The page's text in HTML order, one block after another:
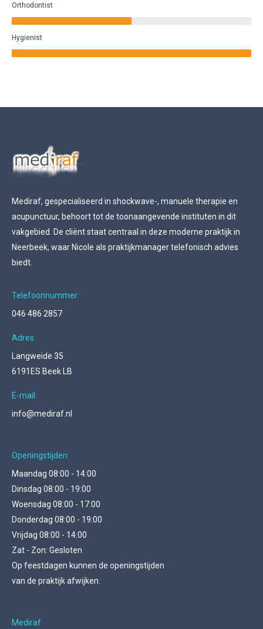
Orthodontist
Hygienist
Mediraf, gespecialiseerd in shockwave-, manuele therapie en
acupunctuur, behoort tot de toonaangevende instituten in dit
vakgebied. De cliënt staat centraal in deze moderne praktijk in
Neerbeek, waar Nicole als praktijkmanager telefonisch advies
biedt.
Telefoonnummer:
046 486 2857
Adres:
Langweide 35
6191ES Beek LB
E-mail:
info@mediraf.nl
Openingstijden:
Maandag 08:00 - 14:00
Dinsdag 08:00 - 19:00
Woensdag 08:00 - 17:00
Donderdag 08:00 - 19:00
Vrijdag 08:00 - 14:00
Zat - Zon: Gesloten
Op feestdagen kunnen de openingstijden
van de praktijk afwijken.
Mediraf